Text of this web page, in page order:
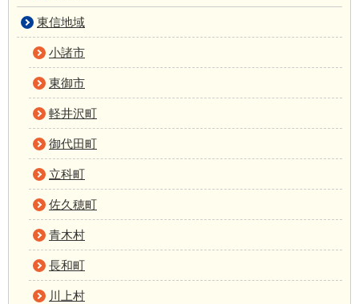
東信地域
小諸市
東御市
軽井沢町
御代田町
立科町
佐久穂町
青木村
長和町
川上村